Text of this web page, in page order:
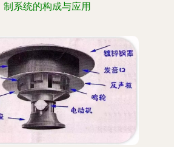
制系统的构成与应用